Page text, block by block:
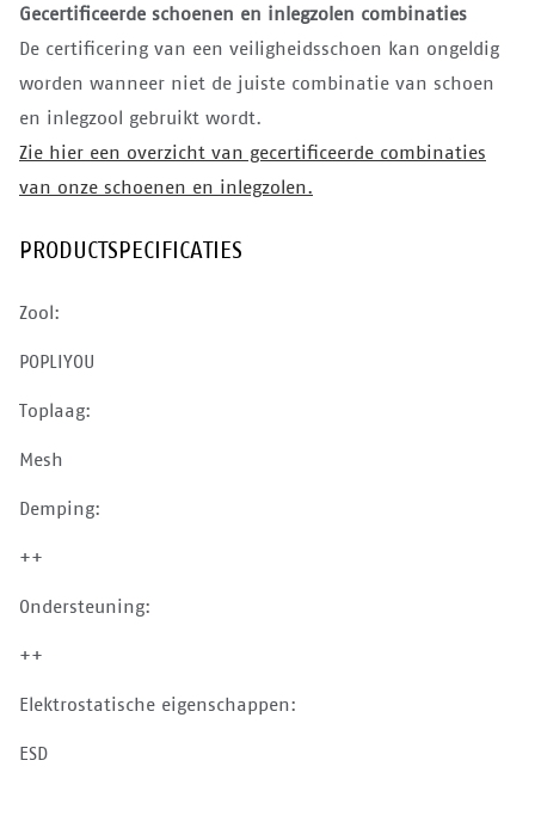
Gecertificeerde schoenen en inlegzolen combinaties
De certificering van een veiligheidsschoen kan ongeldig
worden wanneer niet de juiste combinatie van schoen
en inlegzool gebruikt wordt.
Zie hier een overzicht van gecertificeerde combinaties
van onze schoenen en inlegzolen.
PRODUCTSPECIFICATIES
Zool:
POPLIYOU
Toplaag:
Mesh
Demping:
++
Ondersteuning:
++
Elektrostatische eigenschappen:
ESD